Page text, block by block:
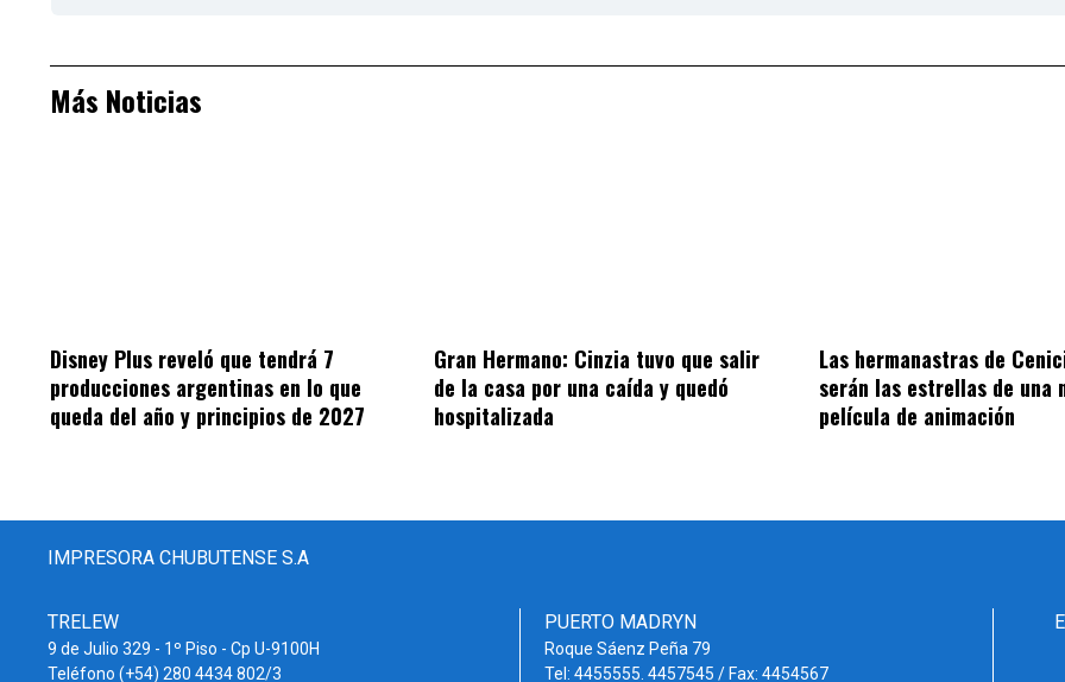
Más Noticias
Disney Plus reveló que tendrá 7
producciones argentinas en lo que
queda del año y principios de 2027
Gran Hermano: Cinzia tuvo que salir
de la casa por una caída y quedó
hospitalizada
Las hermanastras de
serán las estrellas de una
película de animación
IMPRESORA CHUBUTENSE S.A
TRELEW
9 de Julio 329 - 1º Piso - Cp U-9100H
Teléfono (+54) 280 4434 802/3
PUERTO MADRYN
Roque Sáenz Peña 79
Tel: 4455555. 4457545 / Fax: 4454567